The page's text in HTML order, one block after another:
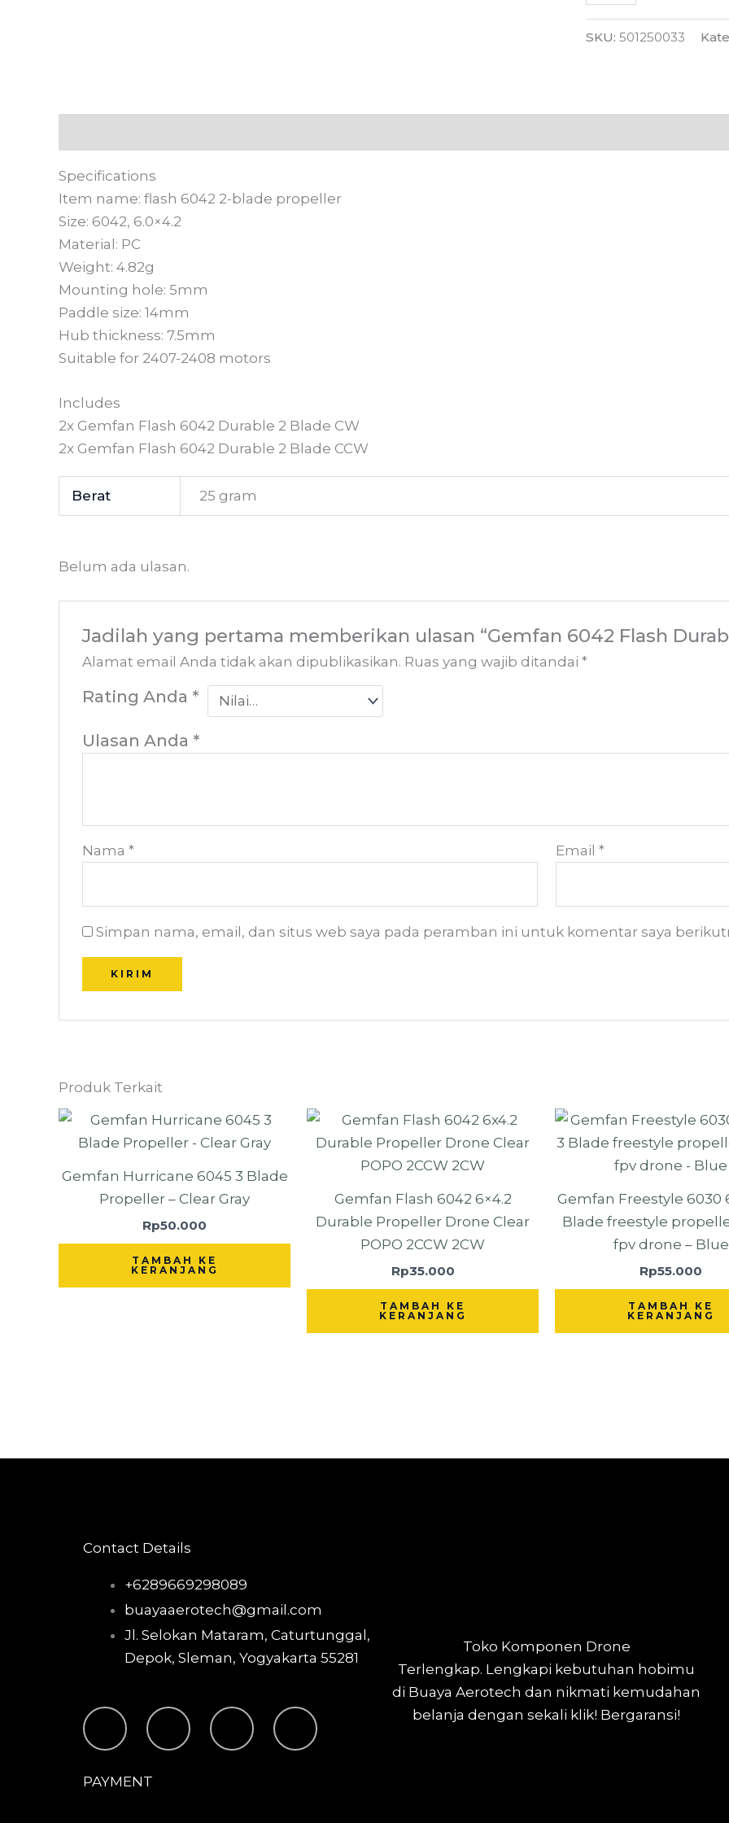
SKU: 501250033
Specifications
Item name: flash 6042 2-blade propeller
Size: 6042, 6.0×4.2
Material: PC
Weight: 4.82g
Mounting hole: 5mm
Paddle size: 14mm
Hub thickness: 7.5mm
Suitable for 2407-2408 motors
Includes
2x Gemfan Flash 6042 Durable 2 Blade CW
2x Gemfan Flash 6042 Durable 2 Blade CCW
Berat 25 gram
Belum ada ulasan.
Jadilah yang pertama memberikan ulasan “Gemfan 6042 Flash
Alamat email Anda tidak akan dipublikasikan. Ruas yang wajib ditandai*
Rating Anda *
Ulasan Anda *
Nama* Email*
Simpan nama, email, dan situs web saya pada peramban ini untuk komentar saya
Produk Terkait
Gemfan Hurricane 6045 3 Blade
Propeller – Clear Gray
Rp50.000
TAMBAH KE
KERANJANG
Gemfan Flash 6042 6×4.2
Durable Propeller Drone Clear
POPO 2CCW 2CW
Rp35.000
TAMBAH KE
KERANJANG
Gemfan Freestyle 6030
Blade freestyle
fpv drone – Blue
Rp55.000
TAMBAH KE
KERANJANG
Contact Details
+6289669298089
buayaaerotech@gmail.com
Jl. Selokan Mataram, Caturtunggal,
Depok, Sleman, Yogyakarta 55281
T
i
I
n
F
a
Y
o
PAYMENT
Toko Komponen Drone
Terlengkap. Lengkapi kebutuhan hobimu
di Buaya Aerotech dan nikmati kemudahan
belanja dengan sekali klik! Bergaransi!